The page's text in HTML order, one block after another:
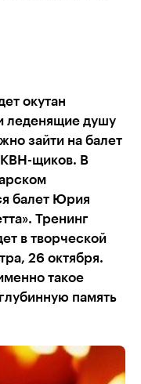
окутан
леденящие душу
зайти на балет
КВН-щиков. В
балет Юрия
Тренинг
в творческой
26 октября.
такое
память